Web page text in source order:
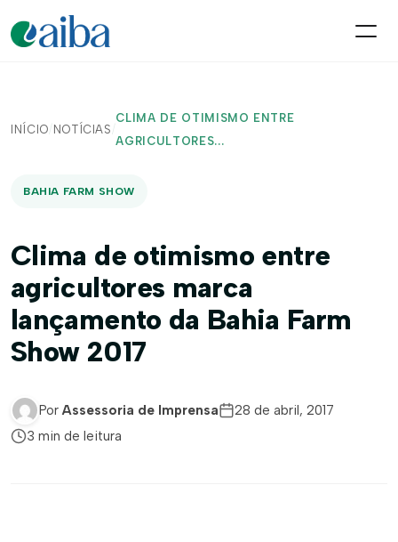
INÍCIO/ NOTÍCIAS /
CLIMA DE OTIMISMO ENTRE
AGRICULTORES...
BAHIA FARM SHOW
Clima de otimismo entre
agricultores marca
lançamento da Bahia Farm
Show 2017
Por Assessoria de Imprensa
28 de abril, 2017
3 min de leitura